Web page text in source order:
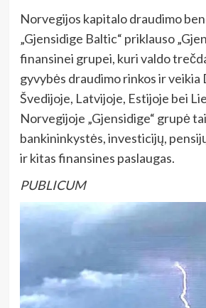
Norvegijos kapitalo draudimo
„Gjensidige Baltic“ priklauso
finansinei grupei, kuri valdo
gyvybės draudimo rinkos ir veikia
Švedijoje, Latvijoje, Estijoje bei
Norvegijoje „Gjensidige“ grupė
bankininkystės, investicijų,
ir kitas finansines paslaugas.
PUBLICUM